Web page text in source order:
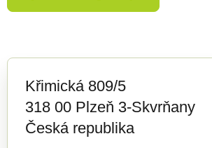
Křimická 809/5
318 00 Plzeň 3-Skvrňany
Česká republika